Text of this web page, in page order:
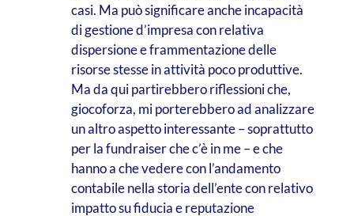
casi. Ma può significare anche incapacità
di gestione d’impresa con relativa
dispersione e frammentazione delle
risorse stesse in attività poco produttive.
Ma da qui partirebbero riflessioni che,
giocoforza, mi porterebbero ad analizzare
un altro aspetto interessante – soprattutto
per la fundraiser che c’è in me – e che
hanno a che vedere con l’andamento
contabile nella storia dell’ente con relativo
impatto su fiducia e reputazione